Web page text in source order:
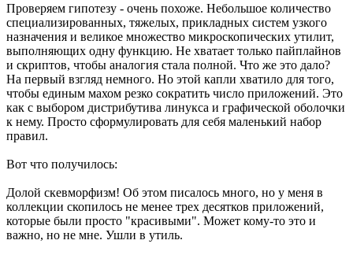
Проверяем гипотезу - очень похоже. Небольшое количество
специализированных, тяжелых, прикладных систем узкого
назначения и великое множество микроскопических утилит,
выполняющих одну функцию. Не хватает только пайплайнов
и скриптов, чтобы аналогия стала полной. Что же это дало?
На первый взгляд немного. Но этой капли хватило для того,
чтобы единым махом резко сократить число приложений. Это
как с выбором дистрибутива линукса и графической оболочки
к нему. Просто сформулировать для себя маленький набор
правил.
Вот что получилось:
Долой скевморфизм! Об этом писалось много, но у меня в
коллекции скопилось не менее трех десятков приложений,
которые были просто "красивыми". Может кому-то это и
важно, но не мне. Ушли в утиль.